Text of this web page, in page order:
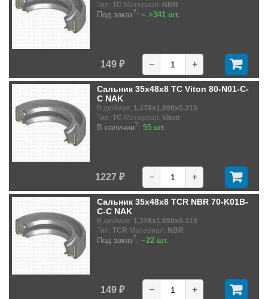
Тип: TC Материал: NBR
Под заказ?: ~ >341 шт.
149 ₽ − +
Сальник 35x48x8 TC Viton 80-N01-C-
C NAK
В дюймах: 1.378x1.890x0.315
Тип: TC Материал: Viton
В наличии?: 55 шт.
1227 ₽ − +
Сальник 35x48x8 TCR NBR 70-K01B-
C-C NAK
В дюймах: 1.378x1.890x0.315
Тип: TCR Материал: NBR
Под заказ?: ~22 шт.
149 ₽ − +